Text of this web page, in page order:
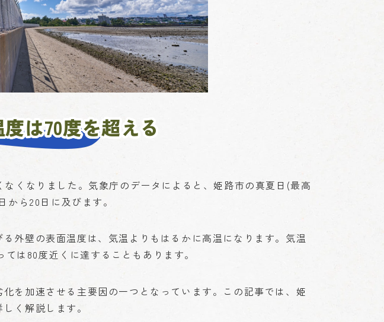
は70度を超える
くなりました。気象庁のデータによると、姫路市の真夏日(最高
ら20日に及びます。
外壁の表面温度は、気温よりもはるかに高温になります。気温
は80度近くに達することもあります。
を加速させる主要因の一つとなっています。この記事では、姫
く解説します。